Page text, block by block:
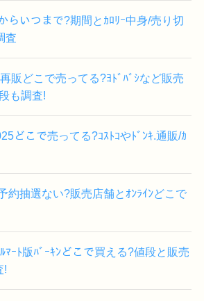
らいつまで?期間とｶﾛﾘｰ中身/売り切
査
再販どこで売ってる?ﾖﾄﾞﾊﾞｼなど販売
も調査!
どこで売ってる?ｺｽﾄｺやﾄﾞﾝｷ.通販/ｶ
約抽選ない?販売店舗とｵﾝﾗｲﾝどこで
ﾙﾏｰﾄ版ﾊﾞｰｷﾝどこで買える?値段と販売
!